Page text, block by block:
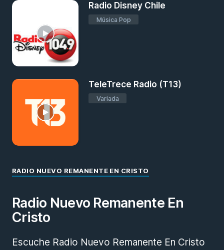
Radio Disney Chile
Música Pop
TeleTrece Radio (T13)
Variada
RADIO NUEVO REMANENTE EN CRISTO
Radio Nuevo Remanente En
Cristo
Escuche Radio Nuevo Remanente En Cristo